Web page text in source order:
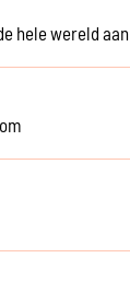
hele wereld aan